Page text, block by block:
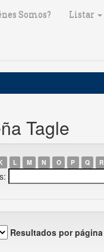
Somos? Listar
Tagle
L M N O P Q R
Resultados por página